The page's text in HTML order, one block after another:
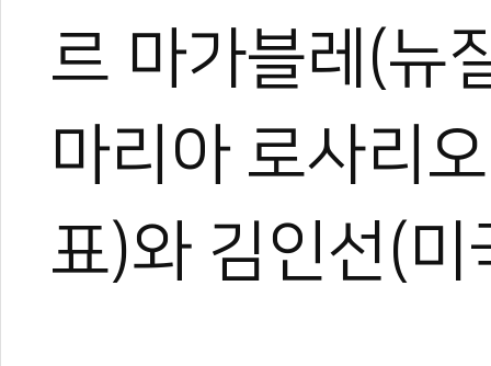
르 마가블레(뉴
마리아 로사리
표)와 김인선(